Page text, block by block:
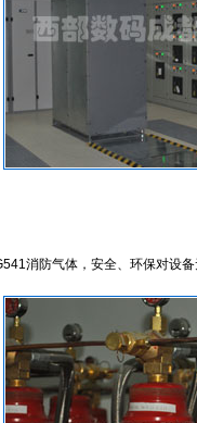
消防气体，安全、环保对设备